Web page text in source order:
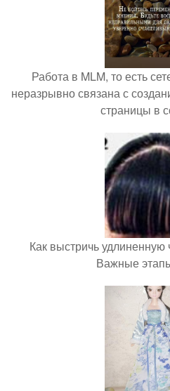
Работа в MLM, то есть
неразрывно связана с
страницы в
Как выстричь удлиненную
Важные